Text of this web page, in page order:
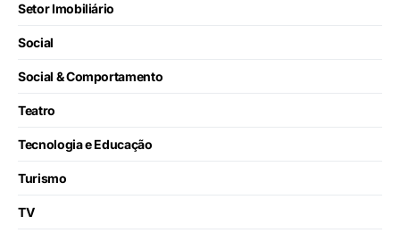
Setor Imobiliário
Social
Social & Comportamento
Teatro
Tecnologia e Educação
Turismo
TV